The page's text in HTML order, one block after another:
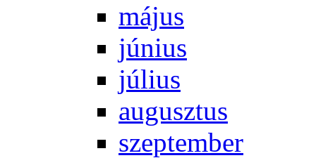
má­jus
jú­ni­us
jú­li­us
au­gusz­tus
szep­tem­ber